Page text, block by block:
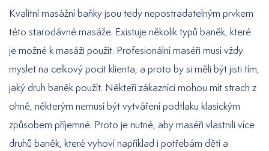
Kvalitní masážní baňky jsou tedy nepostradatelným prvkem
této starodávné masáže. Existuje několik typů baněk, které
je možné k masáži použít. Profesionální maséři musí vždy
myslet na celkový pocit klienta, a proto by si měli být jisti tím,
jaký druh baněk použít. Někteří zákazníci mohou mít strach z
ohně, některým nemusí být vytváření podtlaku klasickým
způsobem příjemné. Proto je nutné, aby maséři vlastnili více
druhů baněk, které vyhoví například i potřebám dětí a